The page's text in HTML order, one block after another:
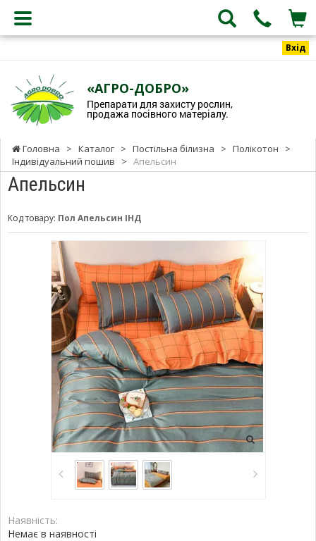
Вхід
«АГРО-ДОБРО»
Препарати для захисту рослин,
продажа посівного матеріалу.
Головна > Каталог > Постільна білизна > Полікотон
>
Індивідуальний пошив
> Апельсин
Апельсин
Код товару: Пол Апельсин ІНД
Наявність:
Немає в наявності